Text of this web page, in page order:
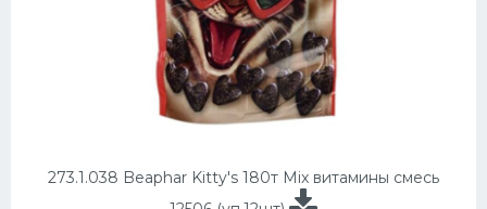
273.1.038 Beaphar Kitty's 180т Mix витамины смесь